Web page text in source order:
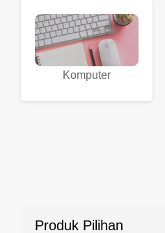
Komputer
Produk Pilihan